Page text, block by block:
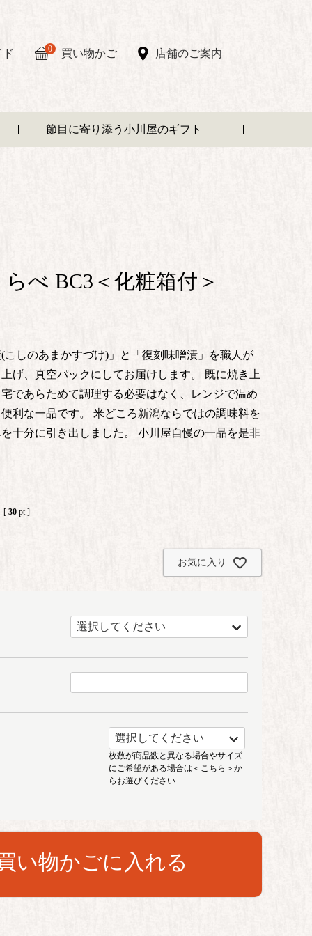
0 買い物かご 店舗のご案内
節目に寄り添う小川屋のギフト
べ BC3＜化粧箱付＞
こしのあまかすづけ)」と「復刻味噌漬」を職人が
げ、真空パックにしてお届けします。 既に焼き上
であらためて調理する必要はなく、レンジで温め
利な一品です。 米どころ新潟ならではの調味料を
十分に引き出しました。 小川屋自慢の一品を是非
[ 30 pt ]
お気に入り
い物かごに入れる
枚数が商品数と異なる場合やサイズ
にご希望がある場合は ＜こちら＞ か
らお選びください